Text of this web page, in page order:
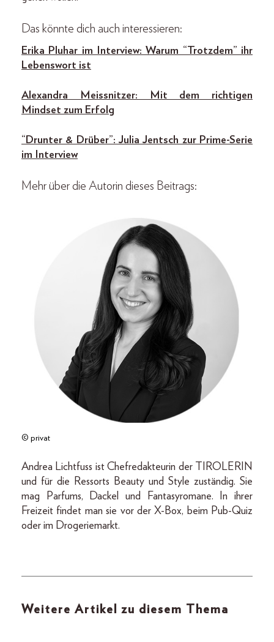
Das könnte dich auch interessieren:
Erika Pluhar im Interview: Warum “Trotzdem” ihr
Lebenswort ist
Alexandra Meissnitzer: Mit dem richtigen
Mindset zum Erfolg
“Drunter & Drüber”: Julia Jentsch zur Prime-Serie
im Interview
Mehr über die Autorin dieses Beitrags:
© privat
Andrea Lichtfuss ist Chefredakteurin der TIROLERIN
und für die Ressorts Beauty und Style zuständig. Sie
mag Parfums, Dackel und Fantasyromane. In ihrer
Freizeit findet man sie vor der X-Box, beim Pub-Quiz
oder im Drogeriemarkt.
Weitere Artikel zu diesem Thema